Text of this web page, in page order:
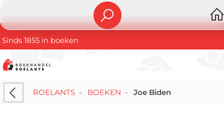
Sinds 1855 in boeken
ROELANTS- BOEKEN - Joe Biden